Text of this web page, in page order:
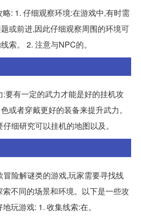
: 1. 仔细观察环境:在游戏中,有时需
或前进,因此仔细观察周围的环境可
索。 2. 注意与NPC的。
:要有一定的武力才能是好的挂机攻
或者穿戴更好的装备来提升武力。
细研究可以挂机的地图以及。
冒险解谜类的游戏,玩家需要寻找线
不同的场景和环境。以下是一些攻
玩游戏: 1. 收集线索:在。